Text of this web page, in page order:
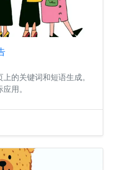
的关键词和短语生成。
用。